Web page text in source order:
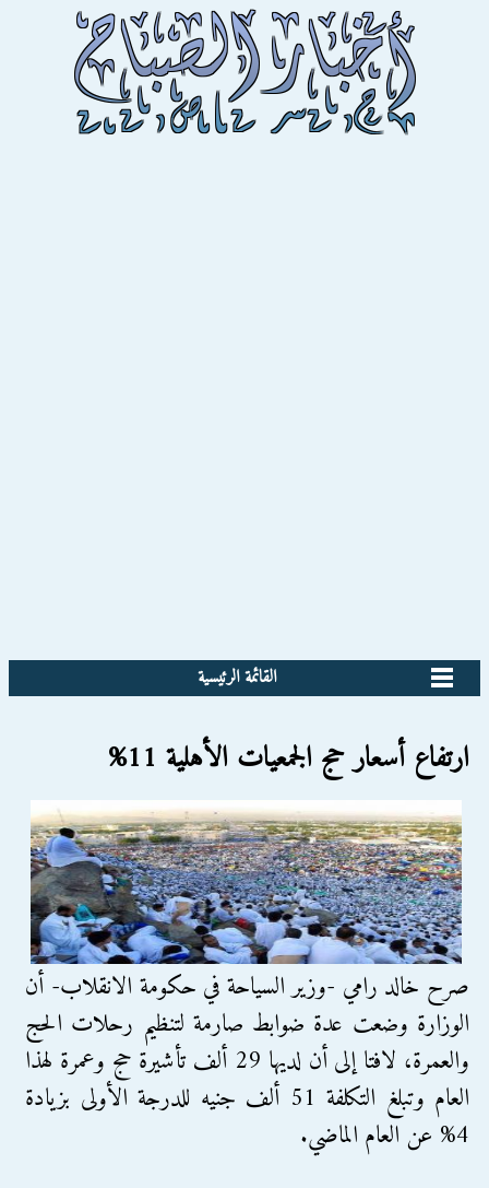
القائمة الرئيسية
ارتفاع أسعار حج الجمعيات الأهلية 11%
صرح خالد رامي -وزير السياحة في حكومة الانقلاب- أن
الوزارة وضعت عدة ضوابط صارمة لتنظيم رحلات الحج
والعمرة، لافتا إلى أن لديها 29 ألف تأشيرة حج وعمرة لهذا
العام وتبلغ التكلفة 51 ألف جنيه للدرجة الأولى بزيادة
4% عن العام الماضي.